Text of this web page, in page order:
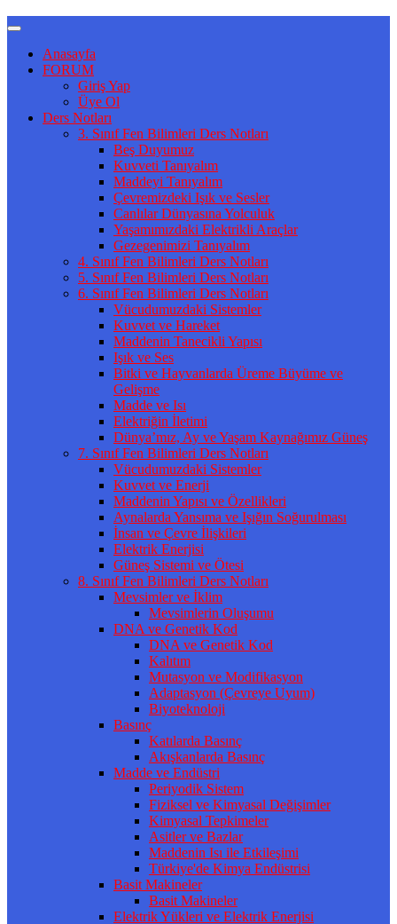
Anasayfa
FORUM
Giriş Yap
Üye Ol
Ders Notları
3. Sınıf Fen Bilimleri Ders Notları
Beş Duyumuz
Kuvveti Tanıyalım
Maddeyi Tanıyalım
Çevremizdeki Işık ve Sesler
Canlılar Dünyasına Yolculuk
Yaşamımızdaki Elektrikli Araçlar
Gezegenimizi Tanıyalım
4. Sınıf Fen Bilimleri Ders Notları
5. Sınıf Fen Bilimleri Ders Notları
6. Sınıf Fen Bilimleri Ders Notları
Vücudumuzdaki Sistemler
Kuvvet ve Hareket
Maddenin Tanecikli Yapısı
Işık ve Ses
Bitki ve Hayvanlarda Üreme Büyüme ve
Gelişme
Madde ve Isı
Elektriğin İletimi
Dünya’mız, Ay ve Yaşam Kaynağımız Güneş
7. Sınıf Fen Bilimleri Ders Notları
Vücudumuzdaki Sistemler
Kuvvet ve Enerji
Maddenin Yapısı ve Özellikleri
Aynalarda Yansıma ve Işığın Soğurulması
İnsan ve Çevre İlişkileri
Elektrik Enerjisi
Güneş Sistemi ve Ötesi
8. Sınıf Fen Bilimleri Ders Notları
Mevsimler ve İklim
Mevsimlerin Oluşumu
DNA ve Genetik Kod
DNA ve Genetik Kod
Kalıtım
Mutasyon ve Modifikasyon
Adaptasyon (Çevreye Uyum)
Biyoteknoloji
Basınç
Katılarda Basınç
Akışkanlarda Basınç
Madde ve Endüstri
Periyodik Sistem
Fiziksel ve Kimyasal Değişimler
Kimyasal Tepkimeler
Asitler ve Bazlar
Maddenin Isı ile Etkileşimi
Türkiye'de Kimya Endüstrisi
Basit Makineler
Basit Makineler
Elektrik Yükleri ve Elektrik Enerjisi